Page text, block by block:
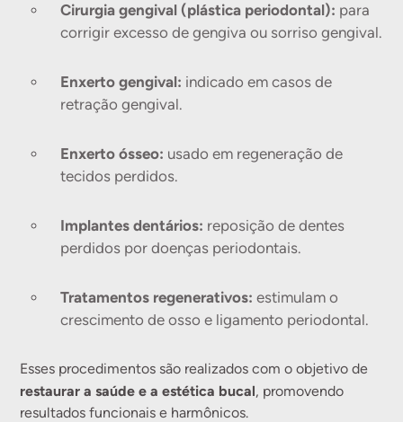
Cirurgia gengival (plástica periodontal): para
corrigir excesso de gengiva ou sorriso gengival.
Enxerto gengival: indicado em casos de
retração gengival.
Enxerto ósseo: usado em regeneração de
tecidos perdidos.
Implantes dentários: reposição de dentes
perdidos por doenças periodontais.
Tratamentos regenerativos: estimulam o
crescimento de osso e ligamento periodontal.
Esses procedimentos são realizados com o objetivo de
restaurar a saúde e a estética bucal, promovendo
resultados funcionais e harmônicos.